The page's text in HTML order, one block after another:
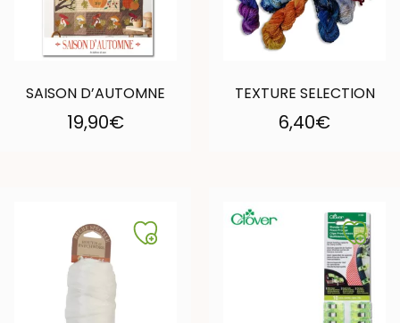
SAISON D’AUTOMNE
19,90€
TEXTURE SELECTION
6,40€